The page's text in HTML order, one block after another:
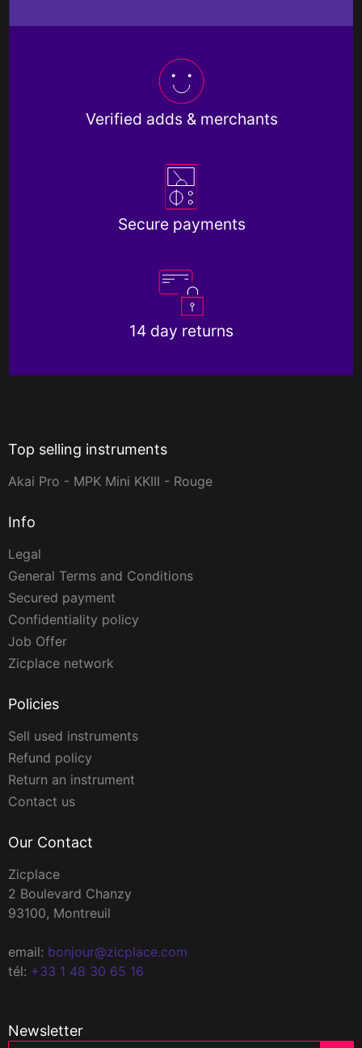
Verified adds & merchants
Secure payments
14 day returns
Top selling instruments
Akai Pro - MPK Mini KKIII - Rouge
Info
Legal
General Terms and Conditions
Secured payment
Confidentiality policy
Job Offer
Zicplace network
Policies
Sell used instruments
Refund policy
Return an instrument
Contact us
Our Contact
Zicplace
2 Boulevard Chanzy
93100, Montreuil
email: bonjour@zicplace.com
tél: +33 1 48 30 65 16
Newsletter